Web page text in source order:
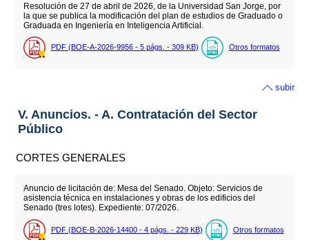
Resolución de 27 de abril de 2026, de la Universidad San Jorge, por
la que se publica la modificación del plan de estudios de Graduado o
Graduada en Ingeniería en Inteligencia Artificial.
PDF (BOE-A-2026-9956 - 5 págs. - 309 KB) Otros formatos
subir
V. Anuncios. - A. Contratación del Sector
Público
CORTES GENERALES
Anuncio de licitación de: Mesa del Senado. Objeto: Servicios de
asistencia técnica en instalaciones y obras de los edificios del
Senado (tres lotes). Expediente: 07/2026.
PDF (BOE-B-2026-14400 - 4 págs. - 229 KB) Otros formatos